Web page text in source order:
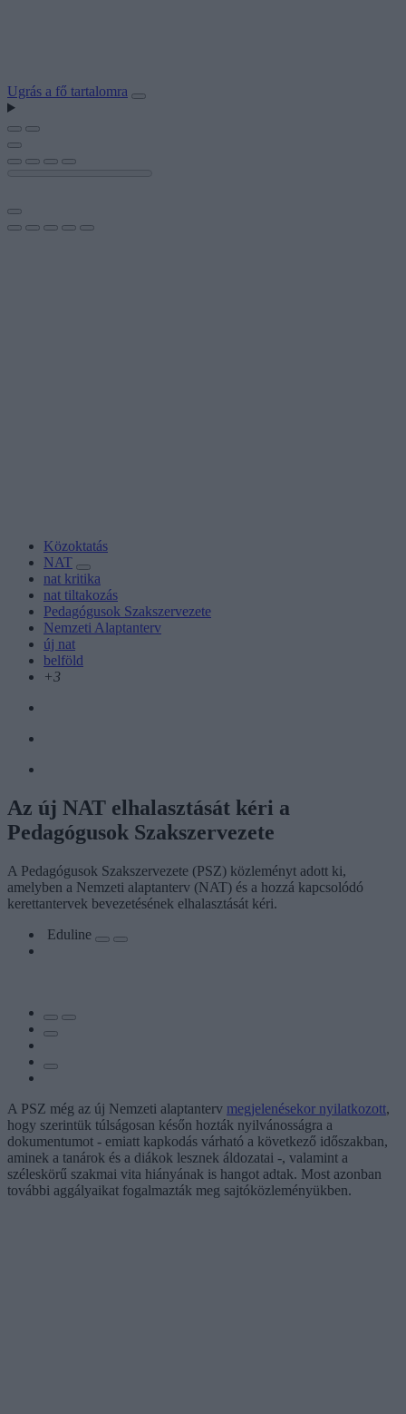
Ugrás a fő tartalomra
Közoktatás
NAT
nat kritika
nat tiltakozás
Pedagógusok Szakszervezete
Nemzeti Alaptanterv
új nat
belföld
+3
Az új NAT elhalasztását kéri a
Pedagógusok Szakszervezete
A Pedagógusok Szakszervezete (PSZ) közleményt adott ki,
amelyben a Nemzeti alaptanterv (NAT) és a hozzá kapcsolódó
kerettantervek bevezetésének elhalasztását kéri.
Eduline
A PSZ még az új Nemzeti alaptanterv megjelenésekor nyilatkozott,
hogy szerintük túlságosan későn hozták nyilvánosságra a
dokumentumot - emiatt kapkodás várható a következő időszakban,
aminek a tanárok és a diákok lesznek áldozatai -, valamint a
széleskörű szakmai vita hiányának is hangot adtak. Most azonban
további aggályaikat fogalmazták meg sajtóközleményükben.